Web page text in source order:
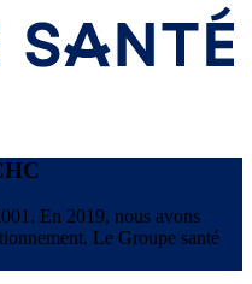
En 2019, nous avons
Le Groupe santé